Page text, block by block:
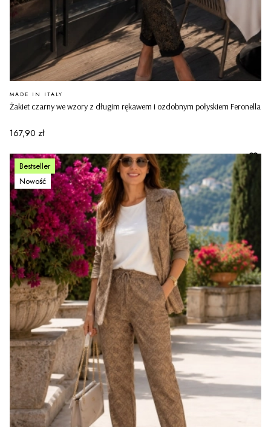
Żakiet czarny we wzory z długim rękawem i ozdobnym połyskiem Feronella
PRODUCENT
MADE IN ITALY
Cena
167,90 zł
Bestseller
Nowość